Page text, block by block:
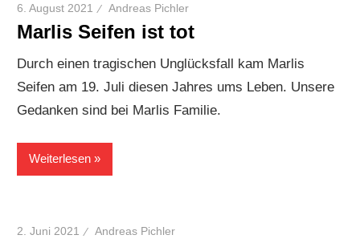
6. August 2021 Andreas Pichler
Marlis Seifen ist tot
Durch einen tragischen Unglücksfall kam Marlis
Seifen am 19. Juli diesen Jahres ums Leben. Unsere
Gedanken sind bei Marlis Familie.
Weiterlesen
2. Juni 2021 Andreas Pichler